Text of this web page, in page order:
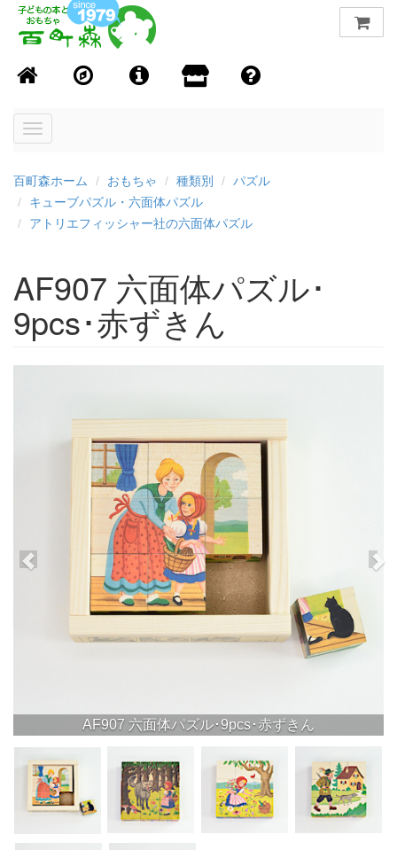
Toggle
百町森ホーム おもちゃ 種類別
パズル
キューブパズル・六面体パズル
アトリエフィッシャー社の六面体パズル
AF907 六面体パズル･
9pcs･赤ずきん
AF907 六面体パズル･9pcs･赤ずきん